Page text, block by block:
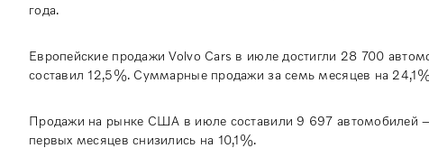
года.
Европейские продажи Volvo Cars в июле достигли 28 700
составил 12,5%. Суммарные продажи за семь месяцев на
Продажи на рынке США в июле составили 9 697
первых месяцев снизились на 10,1%.